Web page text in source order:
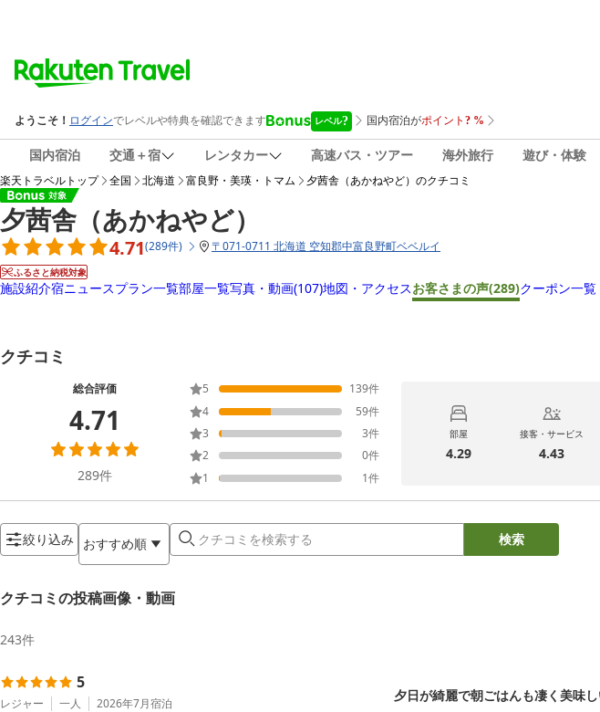
国内宿泊 交通＋宿 レンタカー 高速バス・ツアー 海外旅行 遊び・体験
楽天トラベルトップ 全国 北海道 富良野・美瑛・トマム 夕茜舎（あかねやど） のクチコミ
夕茜舎（あかねやど）
4.71(289件) 〒071-0711 北海道 空知郡中富良野町ベベルイ
ふるさと納税対象
施設紹介宿ニュースプラン一覧部屋一覧写真・動画(107)地図・アクセスお客さまの声(289)クーポン一覧
クチコミ
総合評価
4.71
289件
5 139件
4
59件
3
3件
2
0件
1
1件
部屋
4.29
接客・サービス
4.43
絞り込み おすすめ順 検索
クチコミの投稿画像・動画
243件
5
レジャー 一人 2026年7月宿泊 夕日が綺麗で朝ごはんも凄く美味